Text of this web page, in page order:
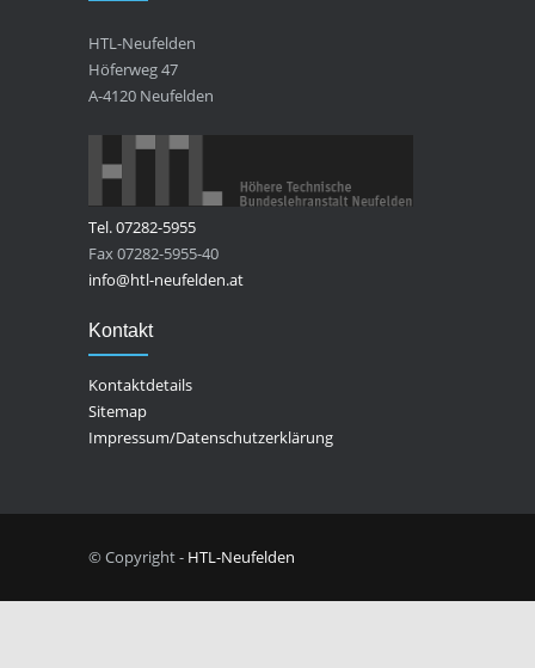
HTL-Neufelden
Höferweg 47
A-4120 Neufelden
Tel. 07282-5955
Fax 07282-5955-40
info@htl-neufelden.at
Kontakt
Kontaktdetails
Sitemap
Impressum/Datenschutzerklärung
© Copyright - HTL-Neufelden